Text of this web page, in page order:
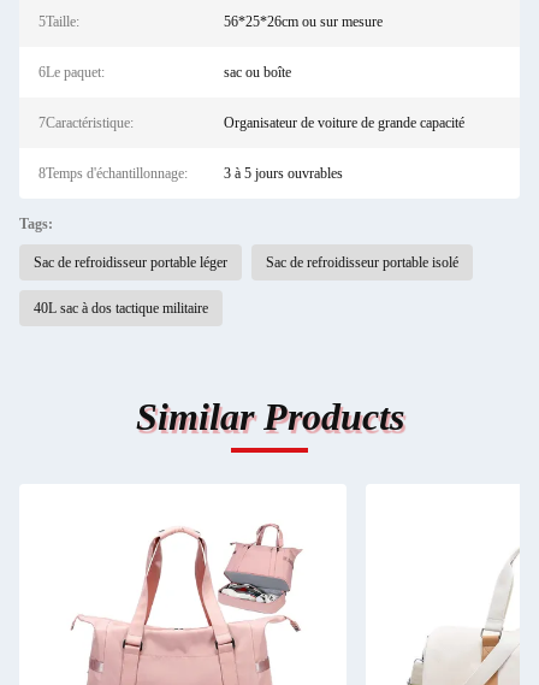
5Taille: 56*25*26cm ou sur mesure
6Le paquet: sac ou boîte
7Caractéristique: Organisateur de voiture de grande capacité
8Temps d'échantillonnage: 3 à 5 jours ouvrables
Tags:
Sac de refroidisseur portable léger Sac de refroidisseur portable isolé
40L sac à dos tactique militaire
Similar Products